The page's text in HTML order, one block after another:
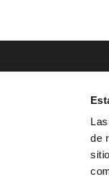
de
LOCALIZACIÓN
Av. Zaragoza,
31500 Tudela,